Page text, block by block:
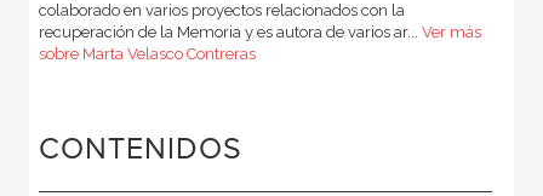
colaborado en varios proyectos relacionados con la
recuperación de la Memoria y es autora de varios ar... Ver más
sobre Marta Velasco Contreras
CONTENIDOS